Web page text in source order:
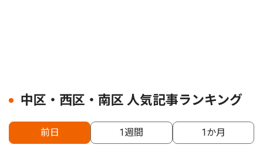
中区・西区・南区 人気記事ランキング
前日 1週間 1か月